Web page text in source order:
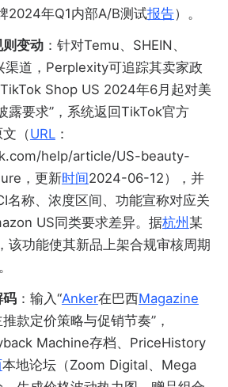
2024年Q1内部A/B测试报告）。
变动：针对Temu、SHEIN、
道，Perplexity可追踪其卖家政
Shop US 2024年6月起对美
露要求”，系统返回TikTok官方
（URL：
help/article/US-beauty-
，更新时间2024-06-12），并
名称、浓度区间、功能宣称对应关
US同类要求差异。据杭州 某
该功能使其新品上架合规审核周期
：输入“Anker在巴西Magazine
款定价策略与促销节奏”，
Machine存档、PriceHistory
本地论坛（Zoom Digital、Mega